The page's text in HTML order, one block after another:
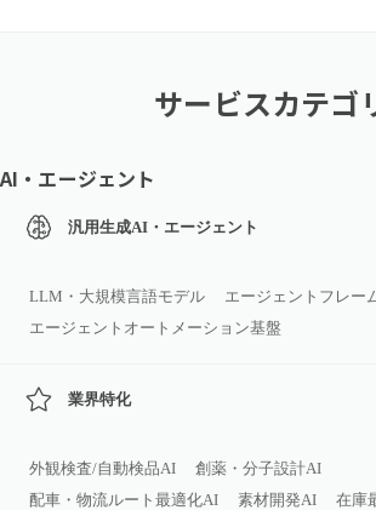
サービスカテゴ
AI・エージェント
汎用生成AI・エージェント
LLM・大規模言語モデル
エージェントフレー
エージェントオートメーション基盤
業界特化
外観検査/自動検品AI
創薬・分子設計AI
配車・物流ルート最適化AI
素材開発AI
在庫